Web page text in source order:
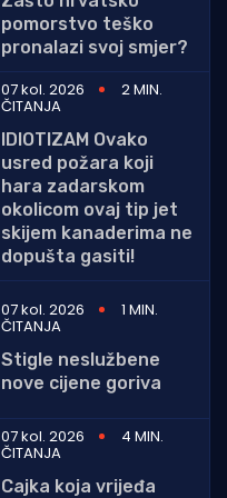
pomorstvo teško
pronalazi svoj smjer?
07 kol. 2026
2 MIN.
ČITANJA
IDIOTIZAM Ovako
usred požara koji
hara zadarskom
okolicom ovaj tip jet
skijem kanaderima ne
dopušta gasiti!
07 kol. 2026 1 MIN.
ČITANJA
Stigle neslužbene
nove cijene goriva
07 kol. 2026 4 MIN.
ČITANJA
Cajka koja vrijeđa